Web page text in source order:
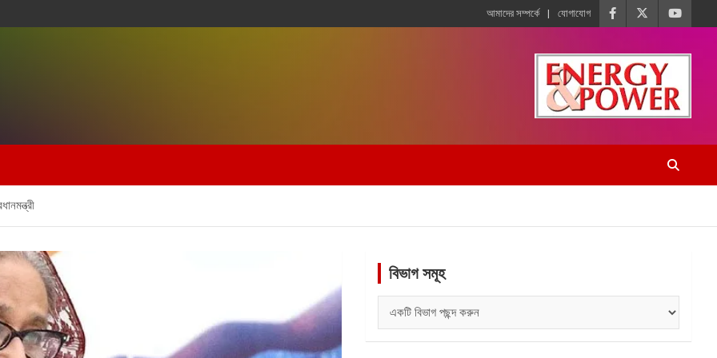
আমাদের সম্পর্কে যোগাযোগ
বিভাগ সমূহ
সমূহ